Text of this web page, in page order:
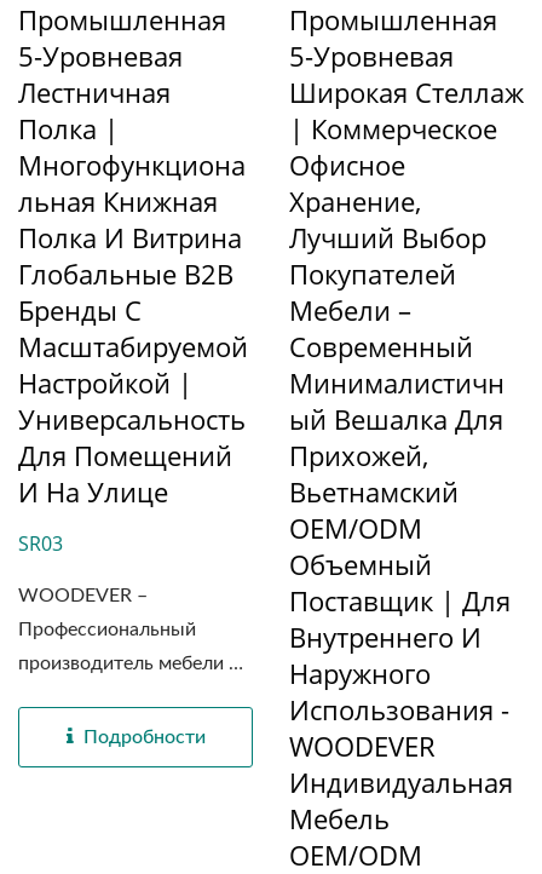
Промышленная
5-Уровневая
Лестничная
Полка |
Многофункциона
Льная Книжная
Полка И Витрина
Глобальные B2B
Бренды С
Масштабируемой
Настройкой |
Универсальность
Для Помещений
И На Улице
SR03
WOODEVER –
Профессиональный
производитель мебели и
Подробности
Промышленная
5-Уровневая
Широкая Стеллаж
| Коммерческое
Офисное
Хранение,
Лучший Выбор
Покупателей
Мебели –
Современный
Минималистичн
Ый Вешалка Для
Прихожей,
Вьетнамский
OEM/ODM
Объемный
Поставщик | Для
Внутреннего И
Наружного
Использования -
WOODEVER
Индивидуальная
Мебель
OEM/ODM